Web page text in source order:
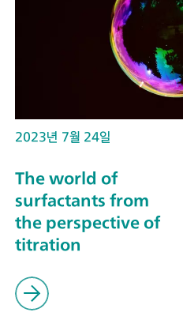
2023년 7월 24일
The world of
surfactants from
the perspective of
titration